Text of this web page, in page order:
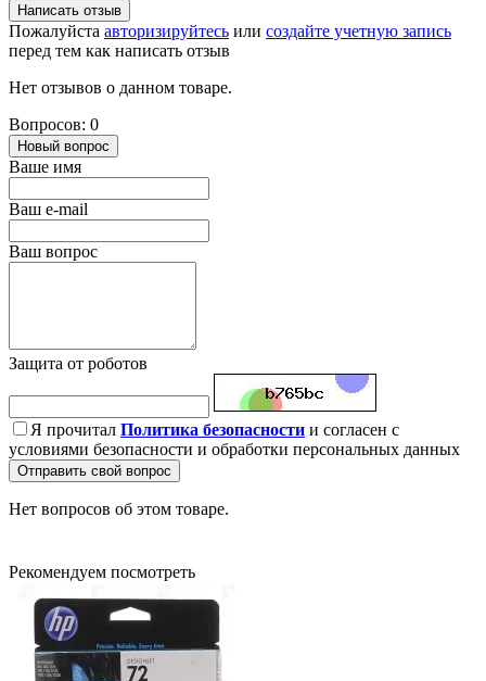
Написать отзыв
Пожалуйста авторизируйтесь или создайте учетную запись
перед тем как написать отзыв
Нет отзывов о данном товаре.
Вопросов: 0
Новый вопрос
Ваше имя
Ваш e-mail
Ваш вопрос
Защита от роботов
Я прочитал Политика безопасности и согласен с
условиями безопасности и обработки персональных данных
Отправить свой вопрос
Нет вопросов об этом товаре.
Рекомендуем посмотреть